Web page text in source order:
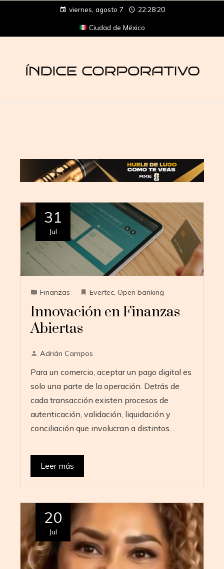
viernes, agosto 7 22:28:21
Ciudad de México
31
Jul
Finanzas Evertec, Open banking
Innovación en Finanzas
Abiertas
Adrián Campos
Para un comercio, aceptar un pago digital es
solo una parte de la operación. Detrás de
cada transacción existen procesos de
autenticación, validación, liquidación y
conciliación que involucran a distintos…
Leer más
20
Jul